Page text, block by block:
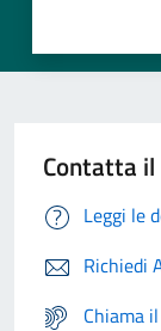
Contatta
Leggi le
Richiedi
Chiama